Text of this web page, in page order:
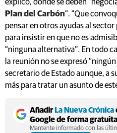
explicó, donde se deben
Plan del Carbón”. “Que
pensar en otros ayudas al sector
para insistir en que no es
“ninguna alternativa”. En todo
la reunión no se expresó
secretario de Estado aunque, a
más para tratar un asunto de
AñadirLa Nueva Crónica
Google de forma gratuita
Mantente informado con las